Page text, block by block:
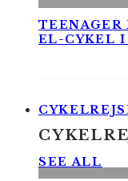
TEENAGER
EL-CYKEL I
SEE ALL